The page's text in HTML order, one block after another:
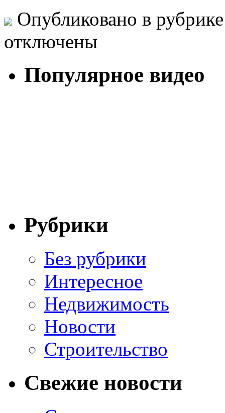
Опубликовано в
отключены
Популярное видео
Рубрики
Без рубрики
Интересное
Недвижимость
Новости
Строительство
Свежие новости